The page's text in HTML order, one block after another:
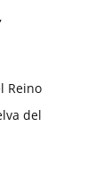
Reino
del